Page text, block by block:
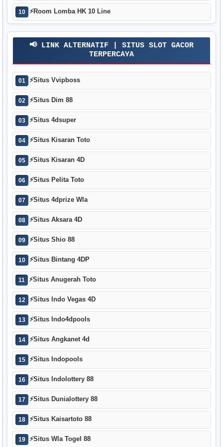
10 ⚡Room Lomba HK 10 Line
📢 LINK ALTERNATIF | SITUS SLOT GACOR
TERPERCAYA
01 ⚡Situs Vvipboss
02 ⚡Situs Dim 88
03 ⚡Situs 4dsuper
04 ⚡Situs Kisaran Toto
05 ⚡Situs Kisaran 4D
06 ⚡Situs Pelita Toto
07 ⚡Situs 4dprize Wla
08 ⚡Situs Aksara 4D
09 ⚡Situs Shio 88
10 ⚡Situs Bintang 4DP
11 ⚡Situs Anugerah Toto
12 ⚡Situs Indo Vegas 4D
13 ⚡Situs Indo4dpools
14 ⚡Situs Angkanet 4d
15 ⚡Situs Indopools
16 ⚡Situs Indolottery 88
17 ⚡Situs Dunialottery 88
18 ⚡Situs Kaisartoto 88
19 ⚡Situs Wla Togel 88